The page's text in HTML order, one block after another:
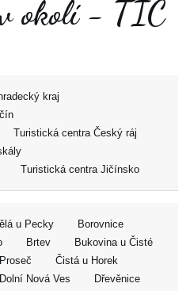
okolí - TIC
kraj
Turistická centra Český ráj
Turistická centra Jičínsko
u Pecky
Borovnice
Brtev
Bukovina u Čisté
Čistá u Horek
Dolní Nová Ves Dřevěnice